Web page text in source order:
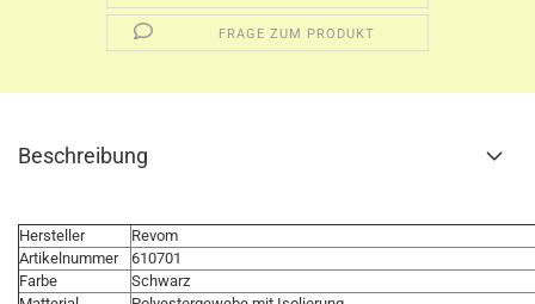
FRAGE ZUM PRODUKT
Beschreibung
Hersteller
Revom
Artikelnummer
610701
Farbe
Schwarz